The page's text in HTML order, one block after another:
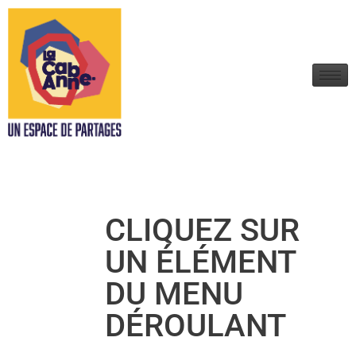
CLIQUEZ SUR
UN ÉLÉMENT
DU MENU
DÉROULANT